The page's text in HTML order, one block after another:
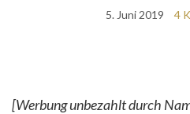
5. Juni 2019 4
[Werbung unbezahlt durch